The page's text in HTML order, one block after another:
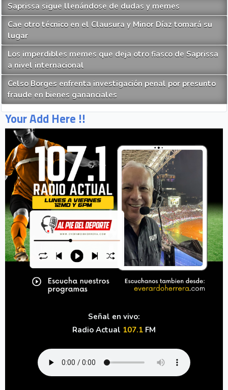
Saprissa sigue llenándose de dudas y memes
Cae otro técnico en el Clausura y Minor Díaz tomará su
lugar
Los imperdibles memes que deja otro fiasco de Saprissa
a nivel internacional
Celso Borges enfrenta investigación penal por presunto
fraude en bienes gananciales
Your Add Here !!
Señal en vivo:
Radio Actual 107.1 FM